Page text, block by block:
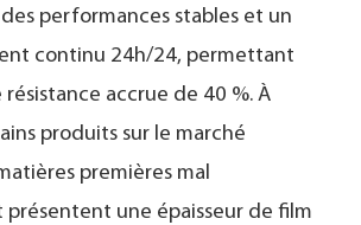
performances stables et un
continu 24h/24, permettant
accrue de 40 %. À
produits sur le marché
premières mal
présentent une épaisseur de film